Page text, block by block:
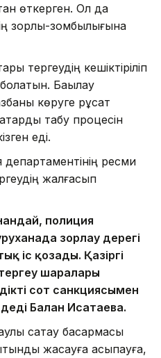
өткерген. Ол да
зорлық-зомбылығына
тергеудің кешіктіріліп
Бақылау
көруге рұқсат
табу процесін
еді.
ресми
жалғасып
полиция
зорлау дерегі
іс қозғады. Қазіргі
шаралары
сот санкциясымен
Бағлан Исатаева.
сақтау басқармасы
жасауға асықпауға,